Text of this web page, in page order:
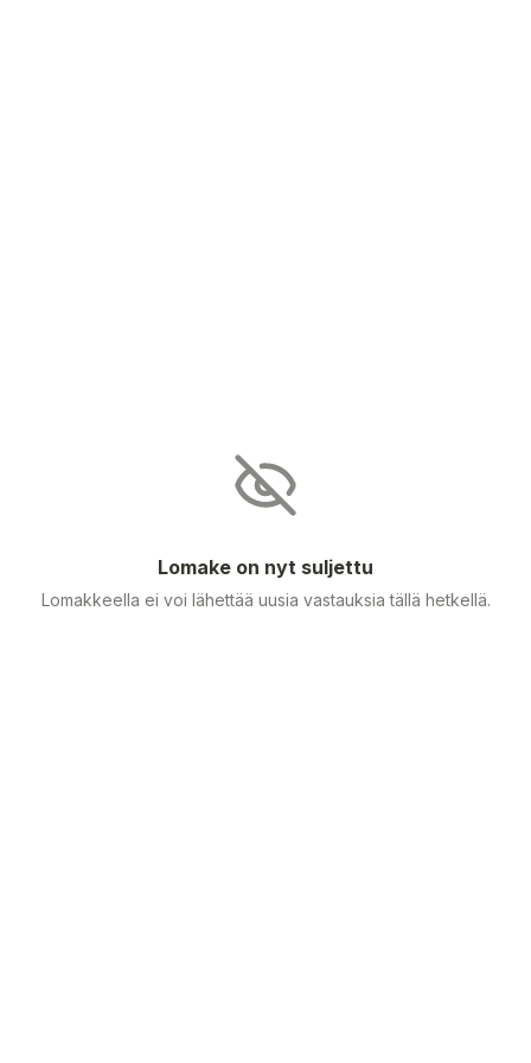
Lomake on nyt suljettu
Lomakkeella ei voi lähettää uusia vastauksia tällä hetkellä.